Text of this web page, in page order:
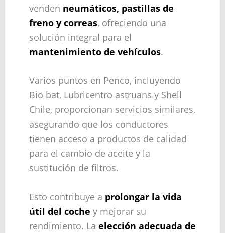
venden neumáticos, pastillas de
freno y correas, ofreciendo una
solución integral para el
mantenimiento de vehículos.
Varios puntos en Penco, incluyendo
Bio bat, Lubricentro astruans y Shell
Chile, proporcionan servicios similares,
asegurando que los conductores
tienen acceso a productos de calidad
para el cambio de aceite y la
sustitución de filtros.
Esto contribuye a prolongar la vida
útil del coche y mejorar su
rendimiento. La elección adecuada de